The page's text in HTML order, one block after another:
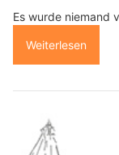
Es wurde niemand
Weiterlesen